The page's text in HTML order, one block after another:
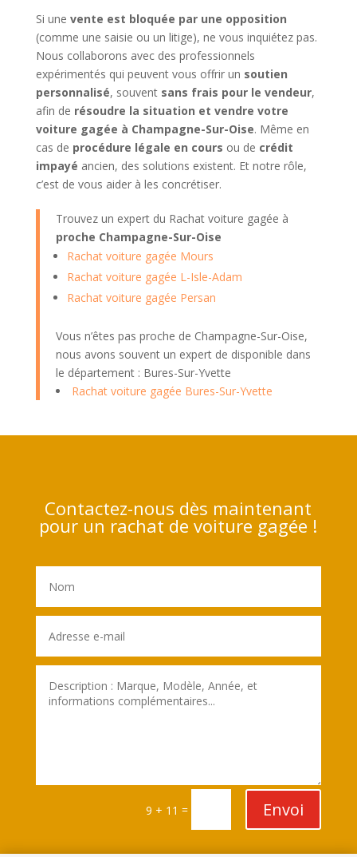
Si une vente est bloquée par une opposition
(comme une saisie ou un litige), ne vous inquiétez pas.
Nous collaborons avec des professionnels
expérimentés qui peuvent vous offrir un soutien
personnalisé, souvent sans frais pour le vendeur,
afin de résoudre la situation et vendre votre
voiture gagée à Champagne-Sur-Oise. Même en
cas de procédure légale en cours ou de crédit
impayé ancien, des solutions existent. Et notre rôle,
c’est de vous aider à les concrétiser.
Trouvez un expert du Rachat voiture gagée à
proche Champagne-Sur-Oise
Rachat voiture gagée Mours
Rachat voiture gagée L-Isle-Adam
Rachat voiture gagée Persan
Vous n’êtes pas proche de Champagne-Sur-Oise,
nous avons souvent un expert de disponible dans
le département : Bures-Sur-Yvette
Rachat voiture gagée Bures-Sur-Yvette
Contactez-nous dès maintenant
pour un rachat de voiture gagée !
9 + 11 = Envoi